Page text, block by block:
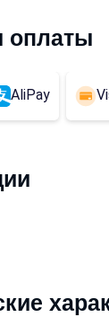
оплаты
AliPay